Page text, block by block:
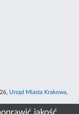
Urząd Miasta Krakowa,